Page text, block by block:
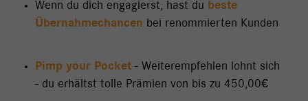
Wenn du dich engagierst, hast du beste
Übernahmechancen bei renommierten Kunden
Pimp your Pocket- Weiterempfehlen lohnt sich
- du erhältst tolle Prämien von bis zu 450,00€